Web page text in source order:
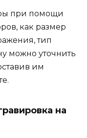
при помощи
как размер
тип
можно уточнить
им
на